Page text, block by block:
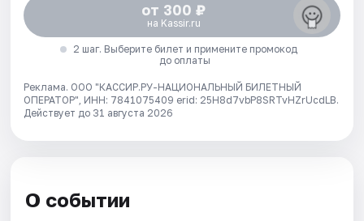
от 300 ₽
на Kassir.ru
2 шаг. Выберите билет и примените промокод
до оплаты
Реклама. ООО "КАССИР.РУ-НАЦИОНАЛЬНЫЙ БИЛЕТНЫЙ
ОПЕРАТОР", ИНН: 7841075409 erid: 25H8d7vbP8SRTvHZrUcdLB.
Действует до 31 августа 2026
О событии